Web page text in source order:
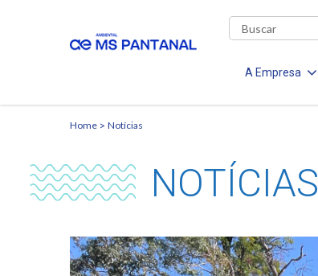
A Empresa
Home Notícias
NOTÍCIAS